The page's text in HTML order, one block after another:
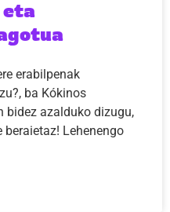
erabilpenak
ba Kókinos
bidez azalduko dizugu,
Lehenengo